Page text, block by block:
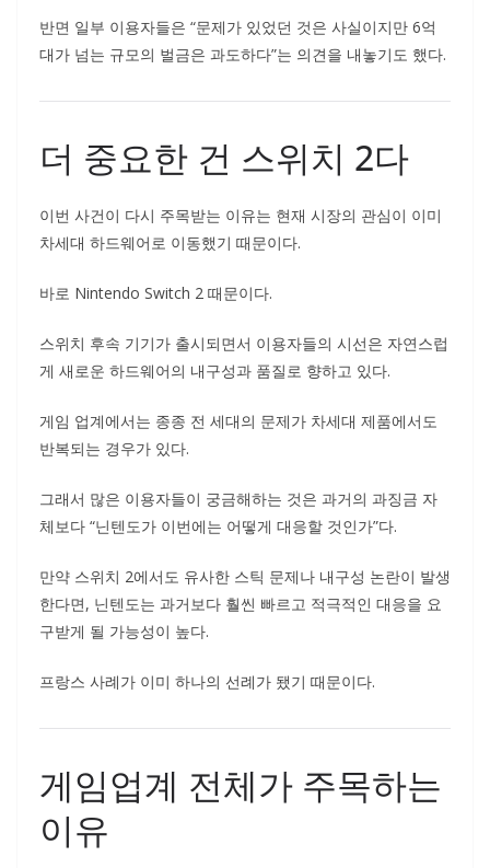
반면 일부 이용자들은 “문제가 있었던 것은 사실이지만 6억
대가 넘는 규모의 벌금은 과도하다”는 의견을 내놓기도 했다.
더 중요한 건 스위치 2다
이번 사건이 다시 주목받는 이유는 현재 시장의 관심이 이미
차세대 하드웨어로 이동했기 때문이다.
바로 Nintendo Switch 2 때문이다.
스위치 후속 기기가 출시되면서 이용자들의 시선은 자연스럽
게 새로운 하드웨어의 내구성과 품질로 향하고 있다.
게임 업계에서는 종종 전 세대의 문제가 차세대 제품에서도
반복되는 경우가 있다.
그래서 많은 이용자들이 궁금해하는 것은 과거의 과징금 자
체보다 “닌텐도가 이번에는 어떻게 대응할 것인가”다.
만약 스위치 2에서도 유사한 스틱 문제나 내구성 논란이 발생
한다면, 닌텐도는 과거보다 훨씬 빠르고 적극적인 대응을 요
구받게 될 가능성이 높다.
프랑스 사례가 이미 하나의 선례가 됐기 때문이다.
게임업계 전체가 주목하는
이유